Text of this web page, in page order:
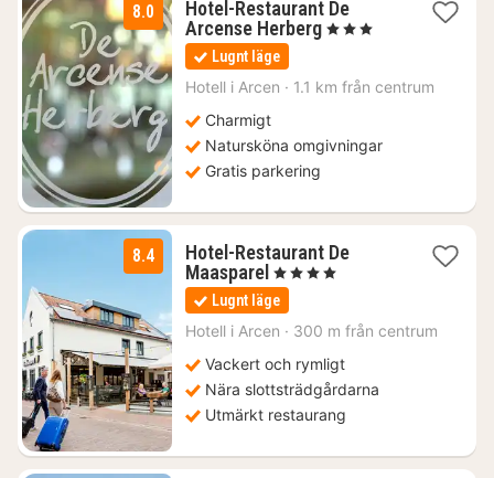
8.0
Hotel-Restaurant De
Arcense Herberg1
1591
, 3 Stjärnor
Lugnt läge
Hotell i Arcen · 1.1 km från centrum
Charmigt
Natursköna omgivningar
Gratis parkering
8.4
Hotel-Restaurant De
Maasparel 1
natt
från
1262
, 4 Stjärnor
Lugnt läge
Hotell i Arcen · 300 m från centrum
Vackert och rymligt
Nära slottsträdgårdarna
Utmärkt restaurang